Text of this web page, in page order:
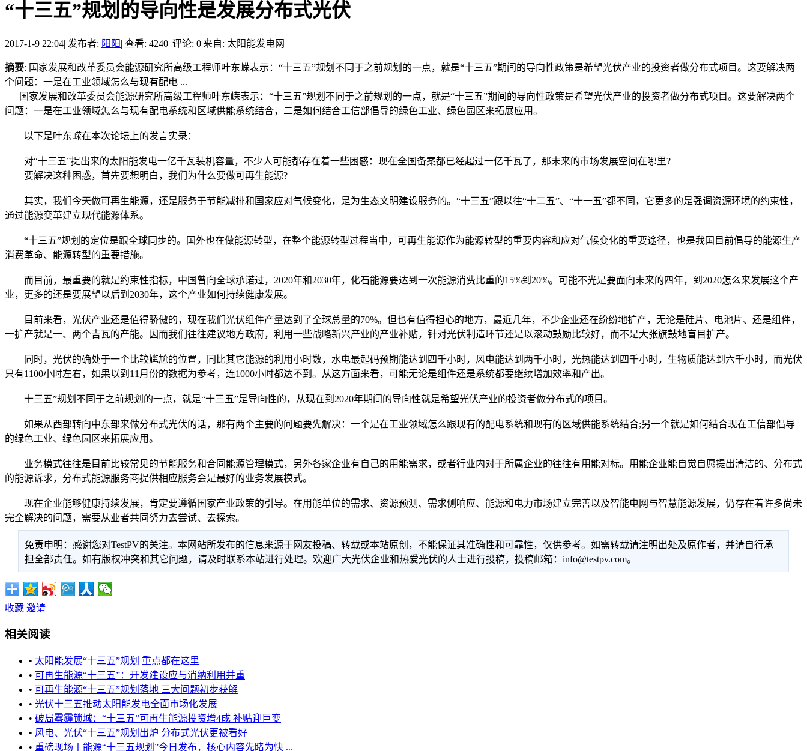
“十三五”规划的导向性是发展分布式光伏
2017-1-9 22:04| 发布者: 阳阳| 查看: 4240| 评论: 0|来自: 太阳能发电网
摘要: 国家发展和改革委员会能源研究所高级工程师叶东嵘表示：“十三五”规划不同于之前规划的一点，就是“十三五”期间的导向性政策是希望光伏产业的投资者做分布式项目。这要解决两
个问题：一是在工业领域怎么与现有配电 ...
国家发展和改革委员会能源研究所高级工程师叶东嵘表示：“十三五”规划不同于之前规划的一点，就是“十三五”期间的导向性政策是希望光伏产业的投资者做分布式项目。这要解决两个
问题：一是在工业领域怎么与现有配电系统和区域供能系统结合，二是如何结合工信部倡导的绿色工业、绿色园区来拓展应用。
以下是叶东嵘在本次论坛上的发言实录：
对“十三五”提出来的太阳能发电一亿千瓦装机容量，不少人可能都存在着一些困惑：现在全国备案都已经超过一亿千瓦了，那未来的市场发展空间在哪里?
要解决这种困惑，首先要想明白，我们为什么要做可再生能源?
其实，我们今天做可再生能源，还是服务于节能减排和国家应对气候变化，是为生态文明建设服务的。“十三五”跟以往“十二五”、“十一五”都不同，它更多的是强调资源环境的约束性，
通过能源变革建立现代能源体系。
“十三五”规划的定位是跟全球同步的。国外也在做能源转型，在整个能源转型过程当中，可再生能源作为能源转型的重要内容和应对气候变化的重要途径，也是我国目前倡导的能源生产
消费革命、能源转型的重要措施。
而目前，最重要的就是约束性指标，中国曾向全球承诺过，2020年和2030年，化石能源要达到一次能源消费比重的15%到20%。可能不光是要面向未来的四年，到2020怎么来发展这个产
业，更多的还是要展望以后到2030年，这个产业如何持续健康发展。
目前来看，光伏产业还是值得骄傲的，现在我们光伏组件产量达到了全球总量的70%。但也有值得担心的地方，最近几年，不少企业还在纷纷地扩产，无论是硅片、电池片、还是组件，
一扩产就是一、两个吉瓦的产能。因而我们往往建议地方政府，利用一些战略新兴产业的产业补贴，针对光伏制造环节还是以滚动鼓励比较好，而不是大张旗鼓地盲目扩产。
同时，光伏的确处于一个比较尴尬的位置，同比其它能源的利用小时数，水电最起码预期能达到四千小时，风电能达到两千小时，光热能达到四千小时，生物质能达到六千小时，而光伏
只有1100小时左右，如果以到11月份的数据为参考，连1000小时都达不到。从这方面来看，可能无论是组件还是系统都要继续增加效率和产出。
十三五”规划不同于之前规划的一点，就是“十三五”是导向性的，从现在到2020年期间的导向性就是希望光伏产业的投资者做分布式的项目。
如果从西部转向中东部来做分布式光伏的话，那有两个主要的问题要先解决：一个是在工业领域怎么跟现有的配电系统和现有的区域供能系统结合;另一个就是如何结合现在工信部倡导
的绿色工业、绿色园区来拓展应用。
业务模式往往是目前比较常见的节能服务和合同能源管理模式，另外各家企业有自己的用能需求，或者行业内对于所属企业的往往有用能对标。用能企业能自觉自愿提出清洁的、分布式
的能源诉求，分布式能源服务商提供相应服务会是最好的业务发展模式。
现在企业能够健康持续发展，肯定要遵循国家产业政策的引导。在用能单位的需求、资源预测、需求侧响应、能源和电力市场建立完善以及智能电网与智慧能源发展，仍存在着许多尚未
完全解决的问题，需要从业者共同努力去尝试、去探索。
免责申明：感谢您对TestPV的关注。本网站所发布的信息来源于网友投稿、转载或本站原创，不能保证其准确性和可靠性，仅供参考。如需转载请注明出处及原作者，并请自行承
担全部责任。如有版权冲突和其它问题，请及时联系本站进行处理。欢迎广大光伏企业和热爱光伏的人士进行投稿，投稿邮箱：info@testpv.com。
收藏 邀请
相关阅读
• 太阳能发展“十三五”规划 重点都在这里
• 可再生能源“十三五”：开发建设应与消纳利用并重
• 可再生能源“十三五”规划落地 三大问题初步获解
• 光伏十三五推动太阳能发电全面市场化发展
• 破局雾霾锁城：“十三五”可再生能源投资增4成 补贴迎巨变
• 风电、光伏“十三五”规划出炉 分布式光伏更被看好
• 重磅现场丨能源“十三五规划”今日发布，核心内容先睹为快 ...